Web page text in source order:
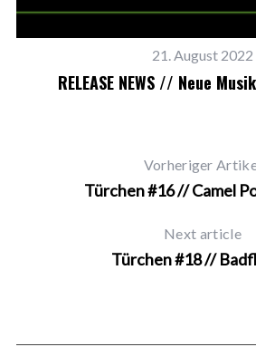
21. August 2022
RELEASE NEWS // Neue
Vorheriger
Türchen #16 // Camel
Next article
Türchen #18 //